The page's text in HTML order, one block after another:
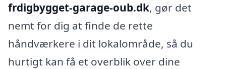
frdigbygget-garage-oub.dk, gør det
nemt for dig at finde de rette
håndværkere i dit lokalområde, så du
hurtigt kan få et overblik over dine